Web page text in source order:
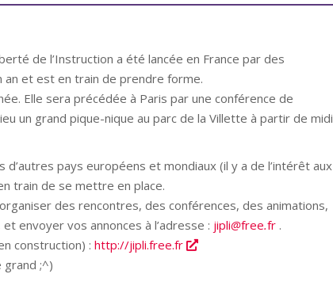
de l’Instruction a été lancée en France par des
an et est en train de prendre forme.
Elle sera précédée à Paris par une conférence de
un grand pique-nique au parc de la Villette à partir de midi
pays européens et mondiaux (il y a de l’intérêt aux
train de se mettre en place.
des rencontres, des conférences, des animations,
envoyer vos annonces à l’adresse : jipli free fr .
construction) : http://jipli.free.fr
grand ;^)